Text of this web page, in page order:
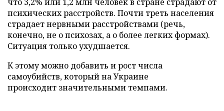
психических расстройств. Почти треть населения
страдает нервными расстройствами (речь,
конечно, не о психозах, а о более легких формах).
Ситуация только ухудшается.
К этому можно добавить и рост числа
самоубийств, который на Украине
происходит значительными темпами.